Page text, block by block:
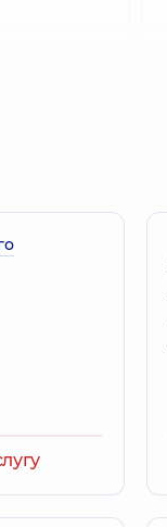
Лікар з